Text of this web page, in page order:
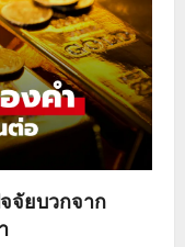
จัยบวกจาก